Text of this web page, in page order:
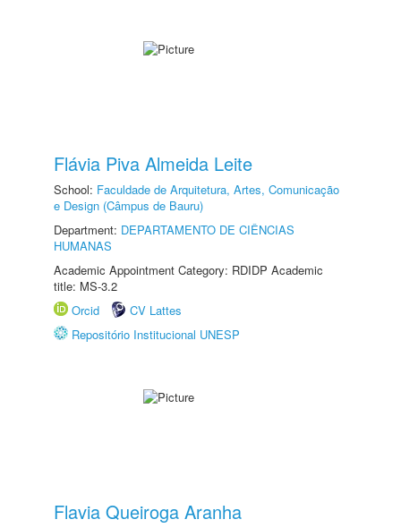
Flávia Piva Almeida Leite
School: Faculdade de Arquitetura, Artes, Comunicação
e Design (Câmpus de Bauru)
Department: DEPARTAMENTO DE CIÊNCIAS
HUMANAS
Academic Appointment Category: RDIDP Academic
title: MS-3.2
Orcid
CV Lattes
Repositório Institucional UNESP
Flavia Queiroga Aranha